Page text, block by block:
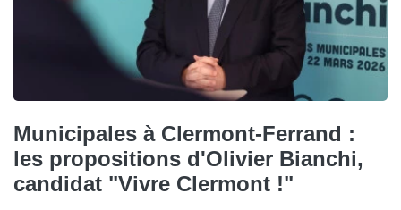
Municipales à Clermont-Ferrand :
les propositions d'Olivier Bianchi,
candidat "Vivre Clermont !"